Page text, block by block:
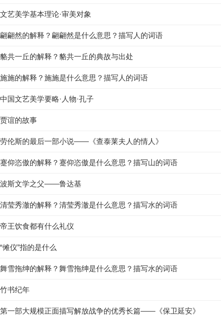
文艺美学基本理论·审美对象
翩翩然的解释？翩翩然是什么意思？描写人的词语
貉共一丘的解释？貉共一丘的典故与出处
施施的解释？施施是什么意思？描写人的词语
中国文艺美学要略·人物·孔子
贾谊的故事
劳伦斯的最后一部小说——《查泰莱夫人的情人》
蹇仰恣傲的解释？蹇仰恣傲是什么意思？描写山的词语
波斯文学之父——鲁达基
清莹秀澈的解释？清莹秀澈是什么意思？描写水的词语
帝王饮食都有什么礼仪
“傩仪”指的是什么
舞雪拖绅的解释？舞雪拖绅是什么意思？描写水的词语
竹书纪年
第一部大规模正面描写解放战争的优秀长篇——《保卫延安》